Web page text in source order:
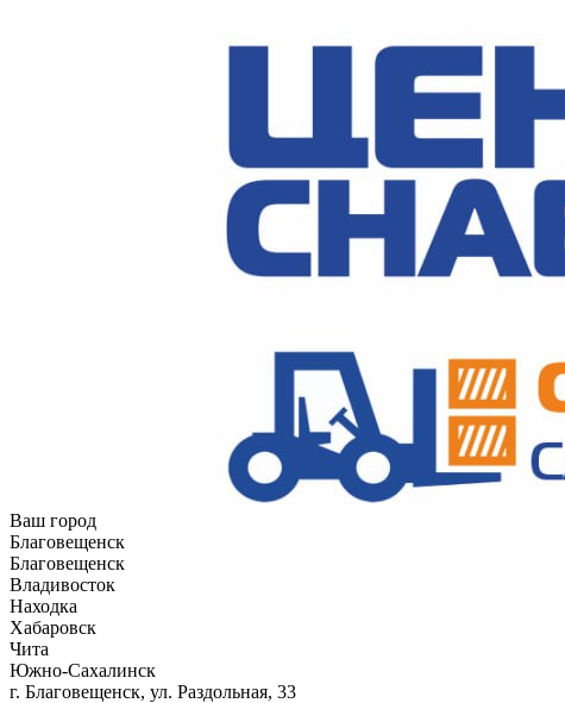
Ваш город
Благовещенск
Благовещенск
Владивосток
Находка
Хабаровск
Чита
Южно-Сахалинск
г. Благовещенск, ул. Раздольная, 33